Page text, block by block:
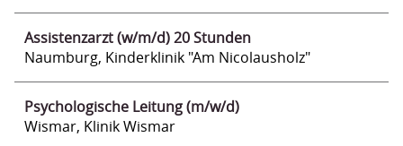
Assistenzarzt (w/m/d) 20 Stunden
Naumburg, Kinderklinik "Am Nicolausholz"
Psychologische Leitung (m/w/d)
Wismar, Klinik Wismar